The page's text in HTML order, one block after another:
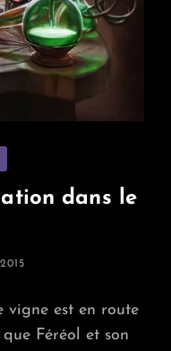
dans le
vigne est en route
Féréol et son